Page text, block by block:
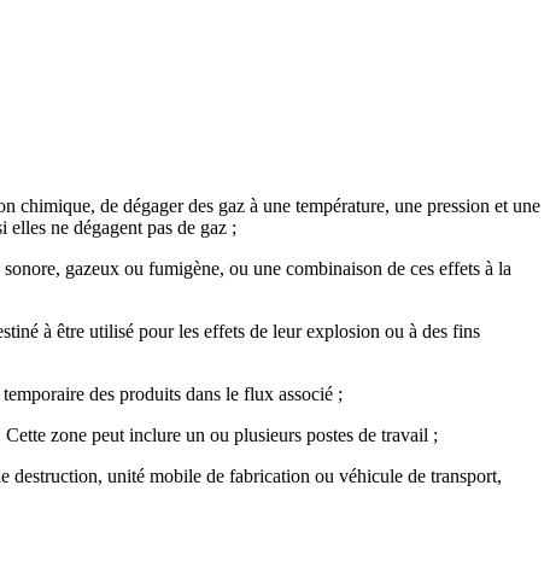
chimique, de dégager des gaz à une température, une pression et une
ne dégagent pas de gaz ;
gazeux ou fumigène, ou une combinaison de ces effets à la
à être utilisé pour les effets de leur explosion ou à des fins
des produits dans le flux associé ;
zone peut inclure un ou plusieurs postes de travail ;
destruction, unité mobile de fabrication ou véhicule de transport,